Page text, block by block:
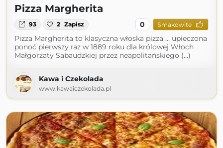
Pizza Margherita
93 2 Zapisz 0 Smakowite
Pizza Margherita to klasyczna włoska pizza … upieczona
ponoć pierwszy raz w 1889 roku dla królowej Włoch
Małgorzaty Sabaudzkiej przez neapolitańskiego (...)
Kawa i Czekolada
www.kawaiczekolada.pl